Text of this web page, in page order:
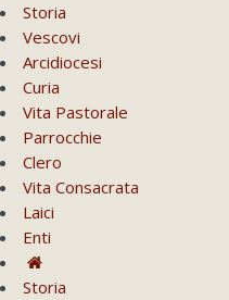
Storia
Vescovi
Arcidiocesi
Curia
Vita Pastorale
Parrocchie
Clero
Vita Consacrata
Laici
Enti
Storia